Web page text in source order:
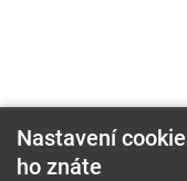
Nastavení
ho znáte